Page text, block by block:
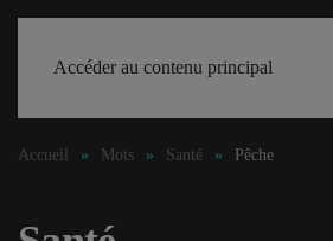
Accéder au contenu principal
Accueil Mots Santé Pêche